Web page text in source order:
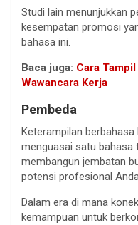
Studi lain menunjukkan
kesempatan promosi
bahasa ini.
Baca juga: Cara
Wawancara Kerja
Pembeda
Keterampilan
menguasai satu bahasa
membangun jembatan
potensi profesional
Dalam era di mana
kemampuan untuk